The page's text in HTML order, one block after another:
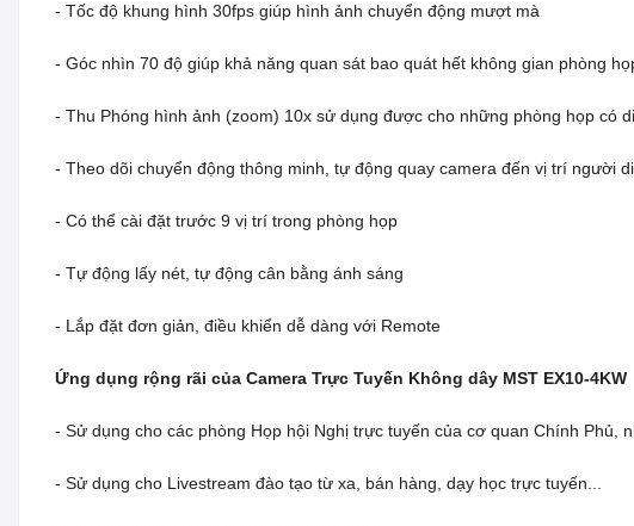
- Tốc độ khung hình 30fps giúp hình ảnh chuyển động mượt mà
- Góc nhìn 70 độ giúp khả năng quan sát bao quát hết không gian phòng
- Thu Phóng hình ảnh (zoom) 10x sử dụng được cho những phòng họp có
- Theo dõi chuyển động thông minh, tự động quay camera đến vị trí người
- Có thể cài đặt trước 9 vị trí trong phòng họp
- Tự động lấy nét, tự động cân bằng ánh sáng
- Lắp đặt đơn giản, điều khiển dễ dàng với Remote
Ứng dụng rộng rãi của Camera Trực Tuyến Không dây MST EX10-4KW
- Sử dụng cho các phòng Họp hội Nghị trực tuyến của cơ quan Chính Phủ,
- Sử dụng cho Livestream đào tạo từ xa, bán hàng, dạy học trực tuyến...